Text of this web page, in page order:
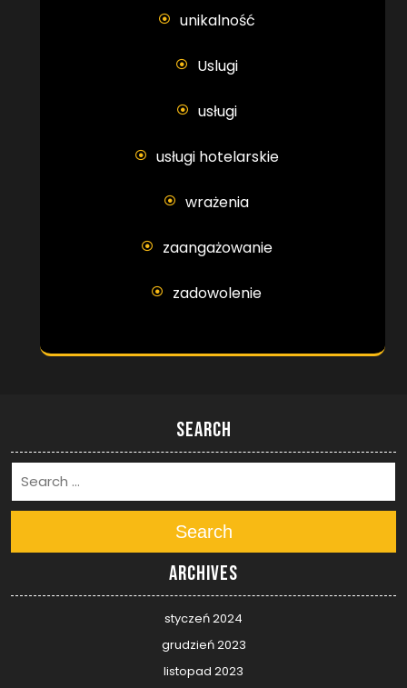
unikalność
Uslugi
usługi
usługi hotelarskie
wrażenia
zaangażowanie
zadowolenie
Search
Search
Archives
styczeń 2024
grudzień 2023
listopad 2023